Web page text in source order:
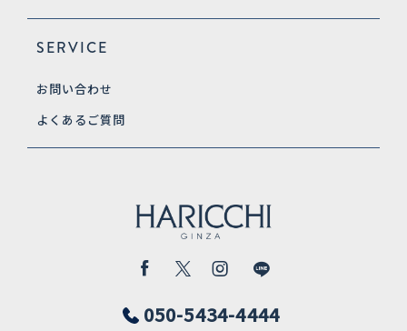
050-5434-4444
SERVICE
お問い合わせ
よくあるご質問